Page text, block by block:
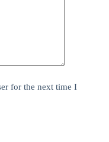
for the next time I